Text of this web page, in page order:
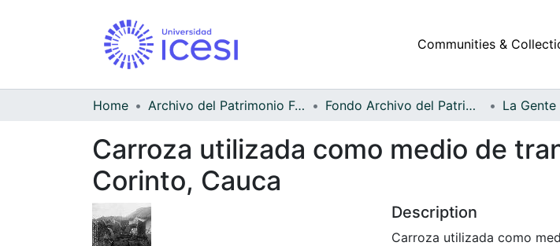
Communities &
Home Archivo del Patrimonio Fotográfico y Fílmico del Valle del Cauca Fondo Archivo del Patrimonio Fotográfico y Fílmico del Valle del Cauca La Gente
Carroza utilizada como medio de
Corinto, Cauca
Description
Carroza utilizada como